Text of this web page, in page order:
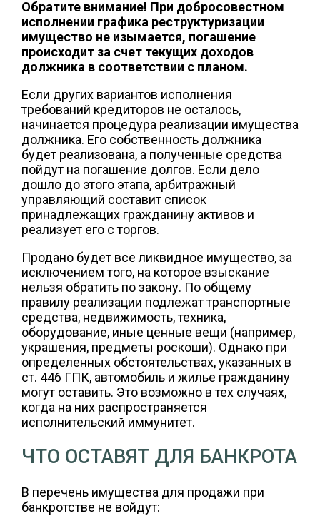
Обратите внимание! При добросовестном
исполнении графика реструктуризации
имущество не изымается, погашение
происходит за счет текущих доходов
должника в соответствии с планом.
Если других вариантов исполнения
требований кредиторов не осталось,
начинается процедура реализации имущества
должника. Его собственность должника
будет реализована, а полученные средства
пойдут на погашение долгов. Если дело
дошло до этого этапа, арбитражный
управляющий составит список
принадлежащих гражданину активов и
реализует его с торгов.
Продано будет все ликвидное имущество, за
исключением того, на которое взыскание
нельзя обратить по закону. По общему
правилу реализации подлежат транспортные
средства, недвижимость, техника,
оборудование, иные ценные вещи (например,
украшения, предметы роскоши). Однако при
определенных обстоятельствах, указанных в
ст. 446 ГПК, автомобиль и жилье гражданину
могут оставить. Это возможно в тех случаях,
когда на них распространяется
исполнительский иммунитет.
ЧТО ОСТАВЯТ ДЛЯ БАНКРОТА
В перечень имущества для продажи при
банкротстве не войдут: